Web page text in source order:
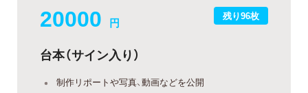
残り96枚
20000 円
台本（サイン入り）
制作リポートや写真、動画などを公開